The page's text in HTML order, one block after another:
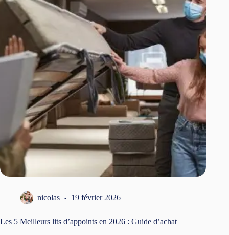
nicolas 19 février 2026
Les 5 Meilleurs lits d’appoints en 2026 : Guide d’achat